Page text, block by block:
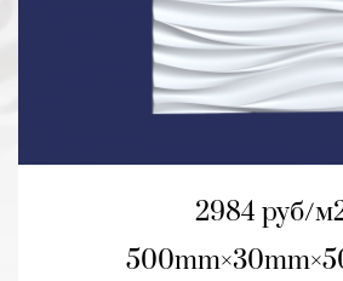
2984 руб/
500mm 30mm